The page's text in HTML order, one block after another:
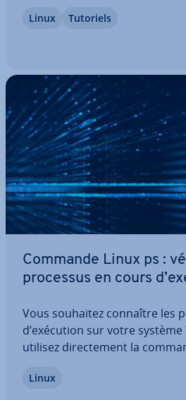
souvent amenée à créer des
Linux Tutoriels
Commande Linux ps :
processus en cours
Vous souhaitez connaître les
d’exécution sur votre système
utilisez di­rec­te­ment la
possible de l’affiner à l’aide de
Linux